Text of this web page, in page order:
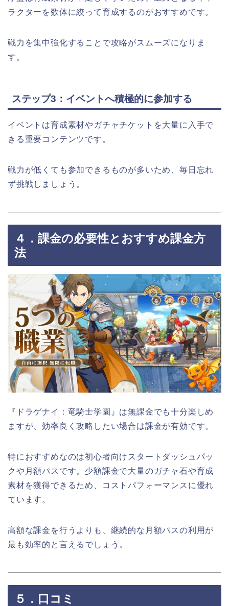
ラクターを数体に絞って育成するのがおすすめです。
戦力を集中強化することで攻略がスムーズになりま
す。
ステップ3：イベントへ積極的に参加する
イベントは育成素材やガチャチケットを大量に入手で
きる重要コンテンツです。
戦力が低くても参加できるものが多いため、毎日忘れ
ず挑戦しましょう。
４．課金の必要性とおすすめ課金方
法
『ドラゲナイ：竜騎士学園』は無課金でも十分楽しめ
ますが、効率良く攻略したい場合は課金が有効です。
特におすすめなのは初心者向けスタートダッシュパッ
クや月額パスです。少額課金で大量のガチャ石や育成
素材を獲得できるため、コストパフォーマンスに優れ
ています。
高額な課金を行うよりも、継続的な月額パスの利用が
最も効率的と言えるでしょう。
５．口コミ